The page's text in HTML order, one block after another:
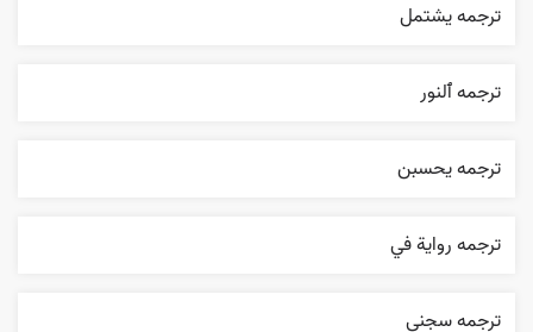
ترجمه يشتمل
ترجمه ٱلنور
ترجمه يحسبن
ترجمه روایة في
ترجمه سجني